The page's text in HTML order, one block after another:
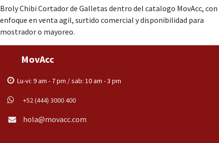
Broly Chibi Cortador de Galletas dentro del catalogo MovAcc, con
enfoque en venta agil, surtido comercial y disponibilidad para
mostrador o mayoreo.
MovAcc
Lu-vi: 9 am - 7 pm / sab: 10 am - 3 pm
+52 (444) 3000 400
hola@movacc.com